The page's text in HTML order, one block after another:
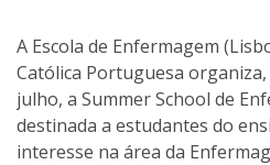
A Escola de Enfermagem
Católica Portuguesa organiza,
julho, a Summer School de
destinada a estudantes do
interesse na área da